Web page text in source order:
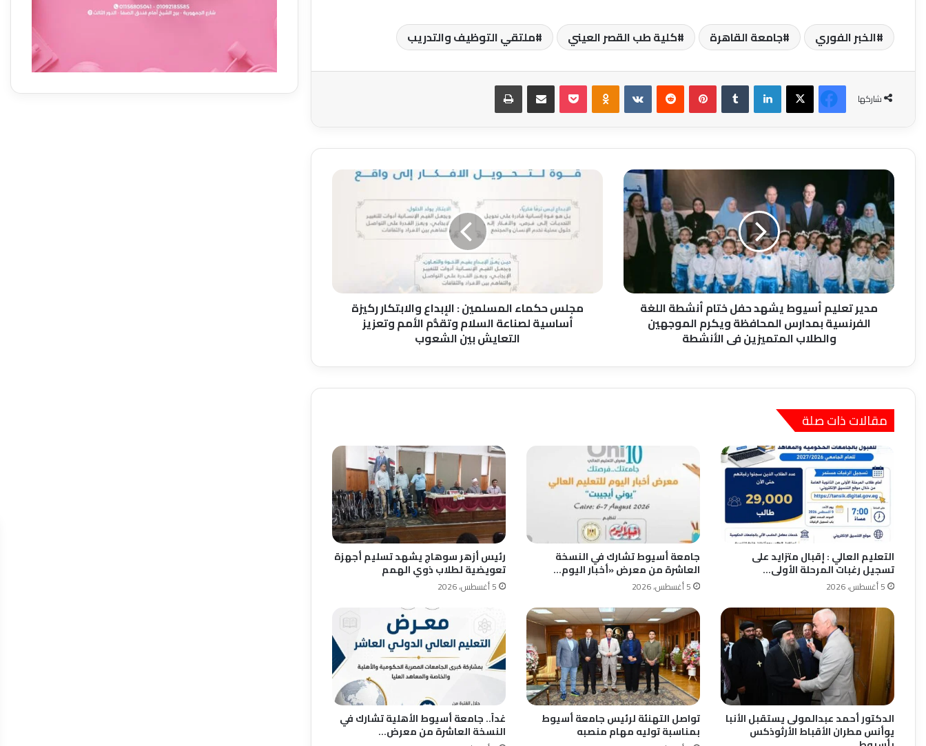
الخبر الفوري جامعة القاهرة كلية طب القصر العيني ملتقي التوظيف والتدريب
شاركها
فيسبوك‫X لينكدإن بينتيريست Odnoklassniki
‫Pocket مشاركة عبر البريد طباعة
مدير
تعليم
أسيوط
يشهد
حفل
ختام
أنشطة
اللغة
الفرنسية
بمدارس
المحافظة
والطلاب
فى
الأنشطة
مدير تعليم أسيوط يشهد حفل ختام أنشطة اللغة
الفرنسية بمدارس المحافظة ويكرم الموجهين
والطلاب المتميزين فى الأنشطة
مجلس
المسلمين
لصناعة
السلام
التعايش
الشعوب
مجلس حكماء المسلمين : الإبداع والابتكار ركيزة
أساسية لصناعة السلام وتقدُّم الأمم وتعزيز
التعايش بين الشعوب
مقالات ذات صلة
التعليم العالي : إقبال متزايد على
تسجيل رغبات المرحلة الأولى…
5 أغسطس، 2026
جامعة أسيوط تشارك في النسخة
العاشرة من معرض «أخبار اليوم…
5 أغسطس، 2026
رئيس أزهر سوهاج يشهد تسليم أجهزة
تعويضية لطلاب ذوي الهمم
5 أغسطس، 2026
الدكتور أحمد عبدالمولى يستقبل الأنبا
يوأنس مطران الأقباط الأرثوذكس
تواصل التهنئة لرئيس جامعة أسيوط
بمناسبة توليه مهام منصبه
غداً.. جامعة أسيوط الأهلية تشارك في
النسخة العاشرة من معرض…